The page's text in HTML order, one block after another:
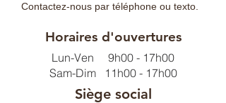
Contactez-nous par téléphone ou texto.
Horaires d'ouvertures
Lun-Ven 9h00 - 17h00
Sam-Dim 11h00 - 17h00
Siège social